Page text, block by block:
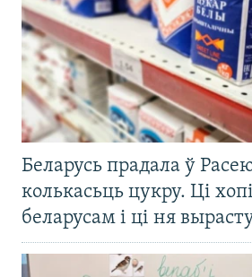
Беларусь прадала ў
колькасьць цукру. Ці
беларусам і ці ня